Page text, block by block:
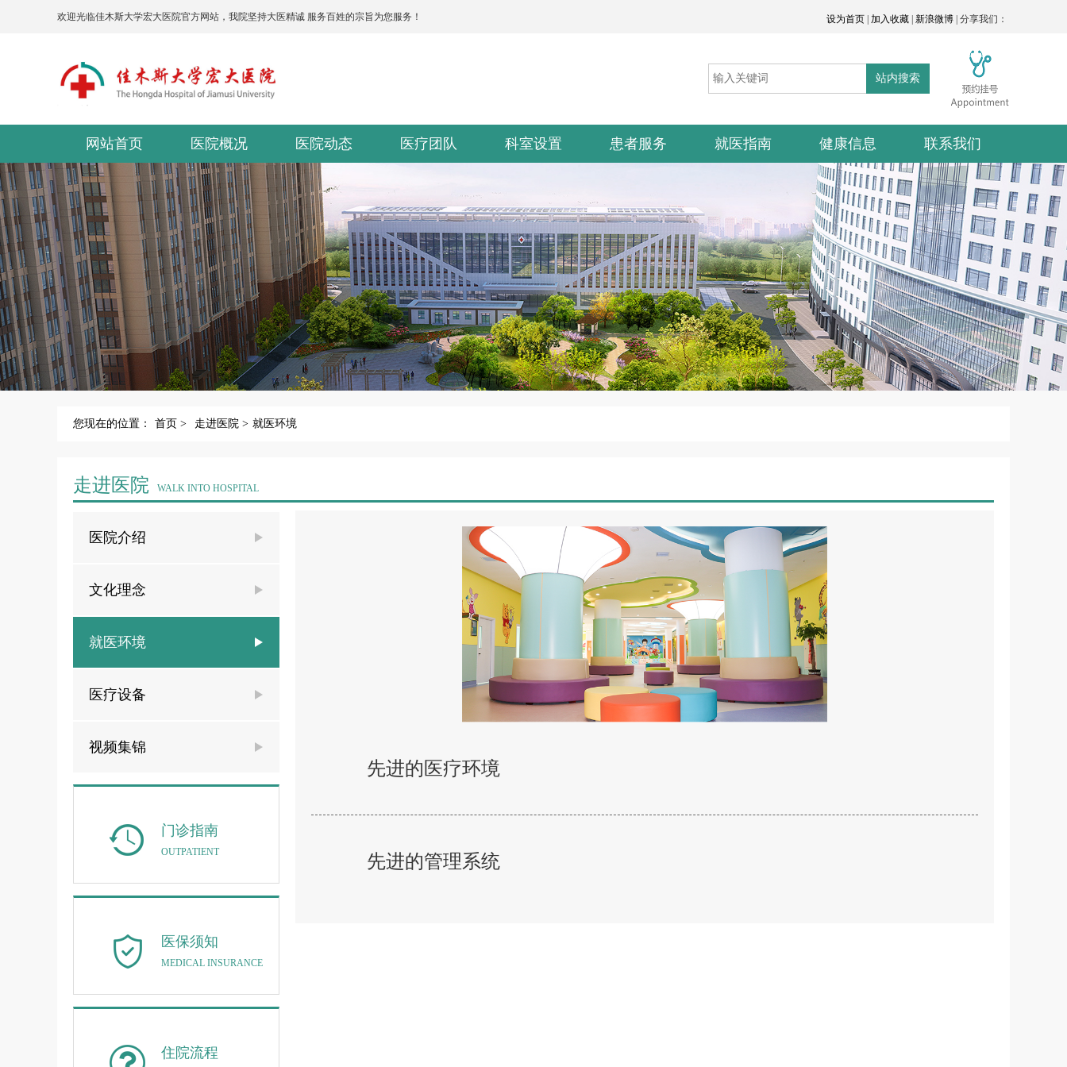
欢迎光临佳木斯大学宏大医院官方网站，我院坚持大医精诚 服务百姓的宗旨为您服务！ 设为首页 加入收藏 新浪微博 | 分享我们：
站内搜索
网站首页 医院概况 医院动态 医疗团队 科室设置 患者服务 就医指南 健康信息 联系我们
您现在的位置： 首页 > 走进医院 > 就医环境
走进医院 WALK INTO HOSPITAL
医院介绍
文化理念
就医环境
医疗设备
视频集锦
门诊指南
OUTPATIENT
医保须知
MEDICAL INSURANCE
住院流程
先进的医疗环境
先进的管理系统